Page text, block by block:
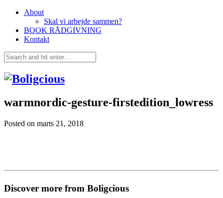
About
Skal vi arbejde sammen?
BOOK RÅDGIVNING
Kontakt
warmnordic-gesture-firstedition_lowress
Posted on marts 21, 2018
Discover more from Boligcious